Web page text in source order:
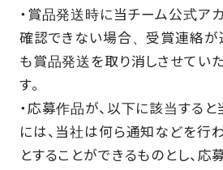
・賞品発送時に当チーム公式ア
確認できない場合、受賞連絡が
も賞品発送を取り消しさせてい
す。
・応募作品が、以下に該当する
には、当社は何ら通知などを行
とすることができるものとし、応